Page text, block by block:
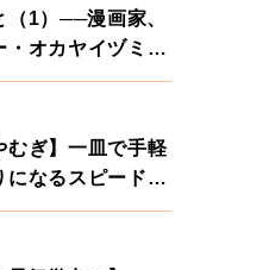
1）──漫画家、
・オカヤイヅミさ
央理さん
むぎ】一皿で手軽
になるスピードパ